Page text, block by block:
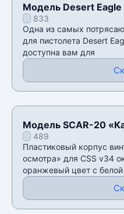
Модель Desert Eagle
833
Одна из самых
для пистолета Desert
доступна вам для
Модель SCAR-20
CSS v34
489
Пластиковый корпус
осмотра» для CSS v34
оранжевый цвет с белой